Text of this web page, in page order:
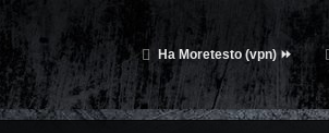
На Moretesto (vpn) ⏩